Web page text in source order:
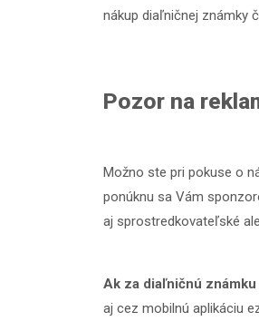
nákup diaľničnej známky
Pozor na
Možno ste pri pokuse o
ponúknu sa Vám
aj sprostredkovateľské
Ak za diaľničnú
aj cez mobilnú aplikáciu